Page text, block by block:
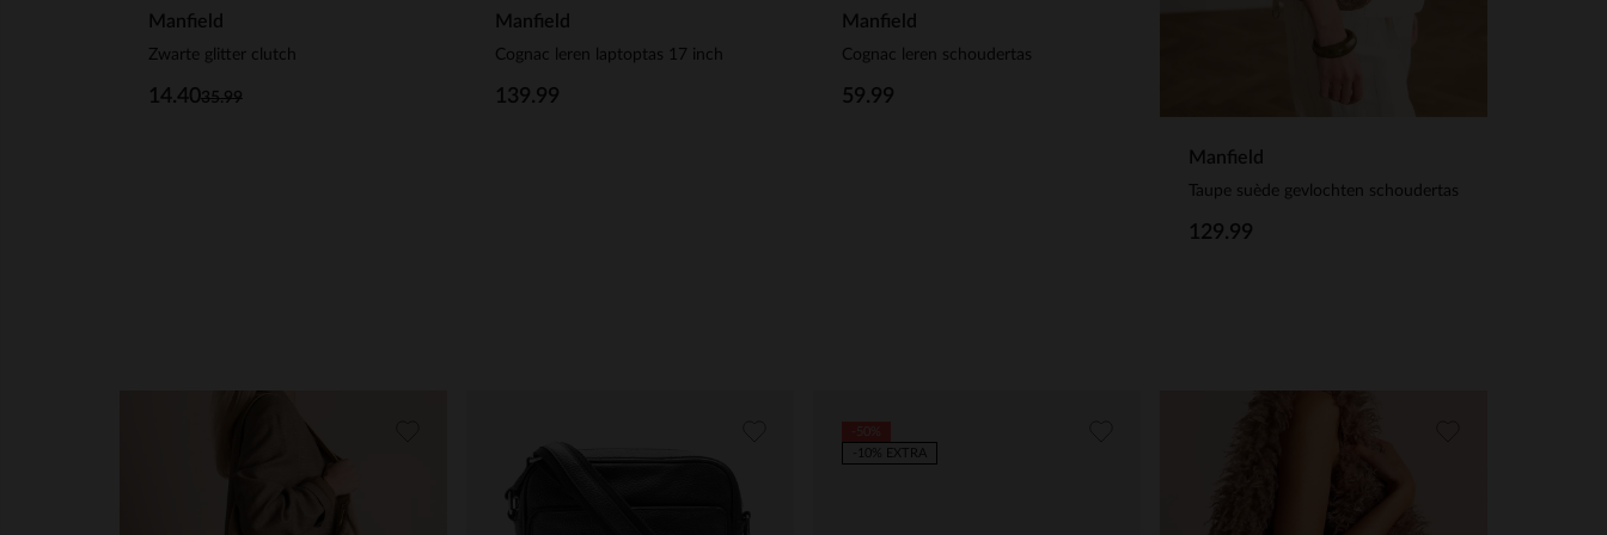
Manfield
Zwarte glitter clutch
35.99
14.40
Manfield
Cognac leren laptoptas 17 inch
139.99
Manfield
Cognac leren schoudertas
59.99
Manfield
Taupe suède gevlochten schoudertas
129.99
-10% EXTRA